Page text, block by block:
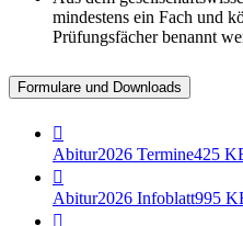
mindestens ein Fach und
Prüfungsfächer benannt
Formulare und Downloads
Abitur2026 Termine425
Abitur2026 Infoblatt995